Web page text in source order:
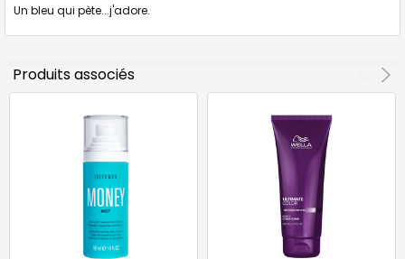
Un bleu qui pète...j'adore.
Produits associés